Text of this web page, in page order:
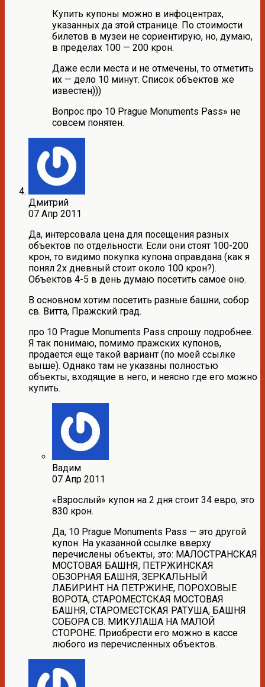
Купить купоны можно в инфоцентрах,
указанных да этой странице. По стоимости
билетов в музеи не сориентирую, но, думаю,
в пределах 100 — 200 крон.
Даже если места и не отмечены, то отметить
их — дело 10 минут. Список объектов же
известен)))
Вопрос про 10 Prague Monuments Pass» не
совсем понятен.
Дмитрий
07 Апр 2011
Да, интерсовала цена для посещения разных
объектов по отдельности. Если они стоят 100-200
крон, то видимо покупка купона оправдана (как я
понял 2х дневный стоит около 100 крон?).
Объектов 4-5 в день думаю посетить самое оно.
В основном хотим посетить разные башни, собор
св. Витта, Пражский град.
про 10 Prague Monuments Pass спрошу подробнее.
Я так понимаю, помимо пражских купонов,
продается еще такой вариант (по моей ссылке
выше). Однако там не указаны полностью
объекты, входящие в него, и неясно где его можно
купить.
Вадим
07 Апр 2011
«Взрослый» купон на 2 дня стоит 34 евро, это
830 крон.
Да, 10 Prague Monuments Pass — это другой
купон. На указанной ссылке вверху
перечислены объекты, это: МАЛОСТРАНСКАЯ
МОСТОВАЯ БАШНЯ, ПЕТРЖИНСКАЯ
ОБЗОРНАЯ БАШНЯ, ЗЕРКАЛЬНЫЙ
ЛАБИРИНТ НА ПЕТРЖИНЕ, ПОРОХОВЫЕ
ВОРОТА, СТАРОМЕСТСКАЯ МОСТОВАЯ
БАШНЯ, СТАРОМЕСТСКАЯ РАТУША, БАШНЯ
СОБОРА СВ. МИКУЛАША НА МАЛОЙ
СТОРОНЕ. Приобрести его можно в кассе
любого из перечисленных объектов.